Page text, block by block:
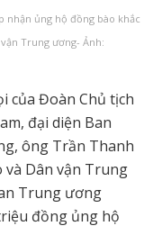
nhận ủng hộ đồng bào khắc
Trung ương- Ảnh:
của Đoàn Chủ tịch
đại diện Ban
ông Trần Thanh
và Dân vận Trung
Trung ương
đồng ủng hộ